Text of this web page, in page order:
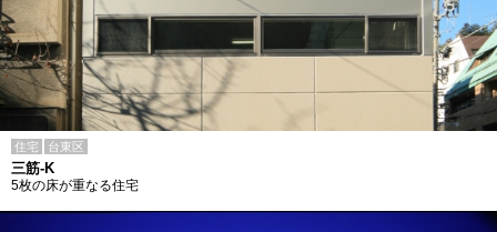
住宅 台東区
三筋-K
5枚の床が重なる住宅